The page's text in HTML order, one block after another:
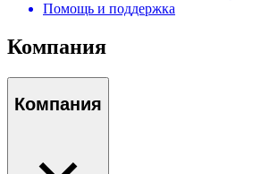
Помощь и поддержка
Компания
Компания